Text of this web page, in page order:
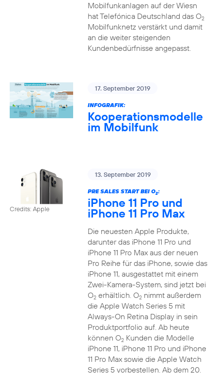
Mobilfunkanlagen auf der Wiesn
hat Telefónica Deutschland das O2
Mobilfunknetz verstärkt und damit
an die weiter steigenden
Kundenbedürfnisse angepasst.
17. September 2019
INFOGRAFIK:
Kooperationsmodelle
im Mobilfunk
Credits: Apple
13. September 2019
PRE SALES START BEI O2:
iPhone 11 Pro und
iPhone 11 Pro Max
Die neuesten Apple Produkte,
darunter das iPhone 11 Pro und
iPhone 11 Pro Max aus der neuen
Pro Reihe für das iPhone, sowie das
iPhone 11, ausgestattet mit einem
Zwei-Kamera-System, sind jetzt bei
O2erhältlich. O2nimmt außerdem
die Apple Watch Series 5 mit
Always-On Retina Display in sein
Produktportfolio auf. Ab heute
können O2Kunden die Modelle
iPhone 11, iPhone 11 Pro und iPhone
11 Pro Max sowie die Apple Watch
Series 5 vorbestellen. Ab dem 20.